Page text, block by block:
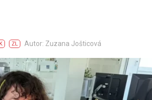
ZL Autor: Zuzana Jošticová